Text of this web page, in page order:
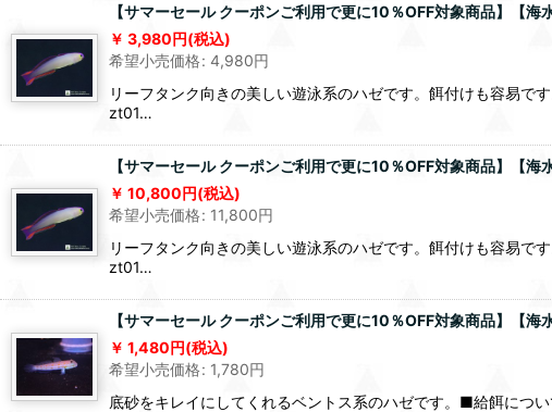
【サマーセール クーポンご利用で更に10％OFF対象商品】【
3,980円(税込)
希望小売価格: 4,980円
リーフタンク向きの美しい遊泳系のハゼです。餌付けも容易
zt01…
【サマーセール クーポンご利用で更に10％OFF対象商品】【
10,800円(税込)
希望小売価格: 11,800円
リーフタンク向きの美しい遊泳系のハゼです。餌付けも容易
zt01…
【サマーセール クーポンご利用で更に10％OFF対象商品】【
1,480円(税込)
希望小売価格: 1,780円
底砂をキレイにしてくれるベントス系のハゼです。■給餌に